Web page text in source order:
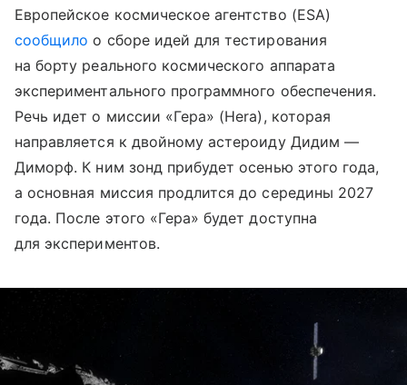
Европейское космическое агентство (ESA)
сообщило о сборе идей для тестирования
на борту реального космического аппарата
экспериментального программного обеспечения.
Речь идет о миссии «Гера» (Hera), которая
направляется к двойному астероиду Дидим —
Диморф. К ним зонд прибудет осенью этого года,
а основная миссия продлится до середины 2027
года. После этого «Гера» будет доступна
для экспериментов.